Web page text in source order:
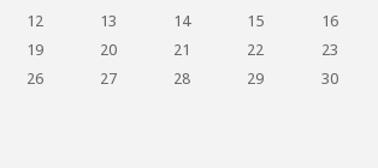
12 13 14 15
16
19 20 21 22
23
26 27 28 29
30